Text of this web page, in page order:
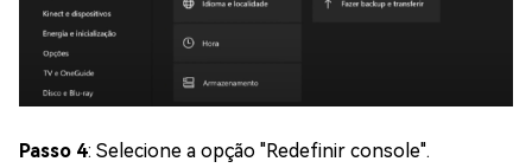
Passo 4: Selecione a opção "Redefinir console".